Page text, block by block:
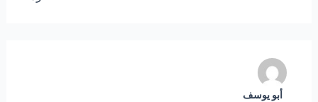
أبو يوسف